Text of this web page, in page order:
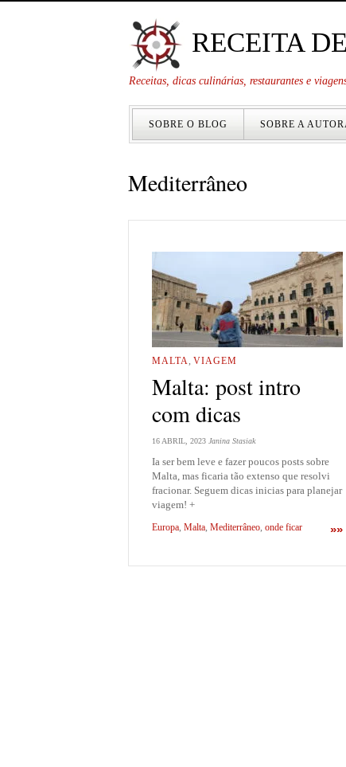
RECEITA
Receitas, dicas culinárias, restaurantes e
SOBRE O BLOG SOBRE A
Mediterrâneo
MALTA, VIAGEM
Malta: post intro
com dicas
16 ABRIL, 2023 Janina Stasiak
Ia ser bem leve e fazer poucos posts sobre
Malta, mas ficaria tão extenso que resolvi
fracionar. Seguem dicas inicias para planejar
viagem! +
»»
Europa, Malta, Mediterrâneo, onde ficar